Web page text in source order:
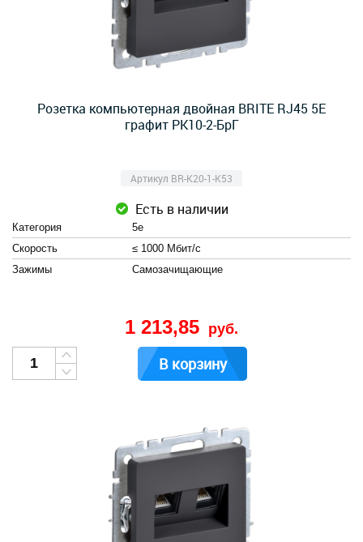
Розетка компьютерная двойная BRITE RJ45 5E
графит РК10-2-БрГ
Артикул BR-K20-1-K53
Есть в наличии
Категория
5e
Скорость
≤ 1000 Мбит/с
Зажимы
Cамозачищающие
1 213,85 руб.
В корзину